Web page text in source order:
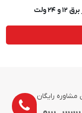
ولت
مشاوره رایگان